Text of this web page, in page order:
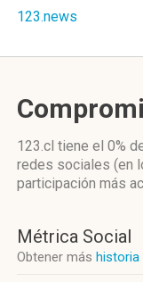
123.news
123.cl tiene el 0%
redes sociales (en
participación más
Métrica Social
Obtener más historia